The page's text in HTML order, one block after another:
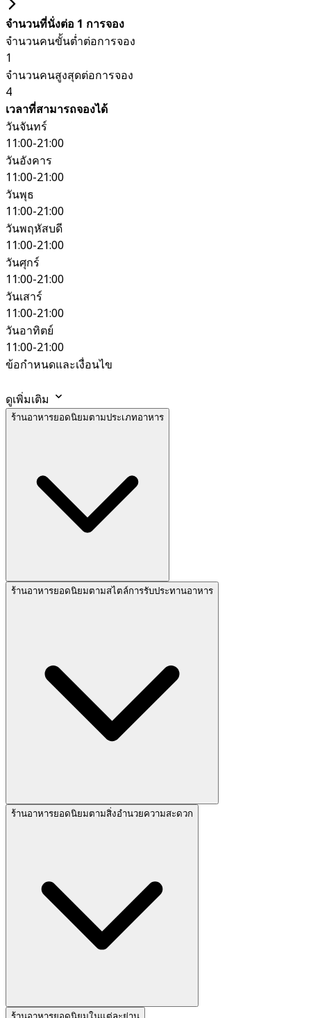
จำนวนที่นั่งต่อ 1 การจอง
จำนวนคนขั้นต่ำต่อการจอง
1
จำนวนคนสูงสุดต่อการจอง
4
เวลาที่สามารถจองได้
วันจันทร์
11:00-21:00
วันอังคาร
11:00-21:00
วันพุธ
11:00-21:00
วันพฤหัสบดี
11:00-21:00
วันศุกร์
11:00-21:00
วันเสาร์
11:00-21:00
วันอาทิตย์
11:00-21:00
ข้อกำหนดและเงื่อนไข
ดูเพิ่มเติม
ร้านอาหารยอดนิยมตามประเภทอาหาร
ร้านอาหารยอดนิยมตามสไตล์การรับประทานอาหาร
ร้านอาหารยอดนิยมตามสิ่งอำนวยความสะดวก